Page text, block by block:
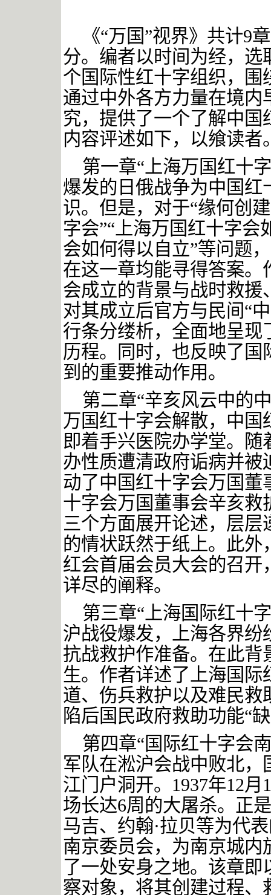
《“万国”视界》共计9
分。编者以时间为经，选
个国际性红十字组织，
通过中外各方力量在境
究，提供了一个了解中
内容评述如下，以飨读者
第一章“上海万国红十
爆发的日俄战争为中国
识。但是，对于“缘何创
字会”“上海万国红十字会
会如何得以自立”等问题
在这一章均能寻得答案
会成立的背景与战时救
对其成立后官方与民间“
行条分缕析，全面地呈
历程。同时，也反映了
到的重要推动作用。
第二章“辛亥风云中的
万国红十字会解散，中
即着手兴医院办学堂。
办性质遭清政府诟病并被
动了中国红十字会万国
十字会万国董事会辛亥
三个方面展开论述，层层
的情状跃然于纸上。此
红会首届会员大会的召
详尽的阐释。
第三章“上海国际红十
沪战役爆发，上海各界
抗战救护作准备。在此
生。作者详述了上海国
道、伤兵救护以及难民
陷后国民政府救助功能“
第四章“国际红十字会
军队在淞沪会战中败北
江门户洞开。1937年12
场长达6周的大屠杀。正
马吉、约翰·拉贝等为代
南京委员会，为南京城
了一处安身之地。该章
察对象，将其创建过程